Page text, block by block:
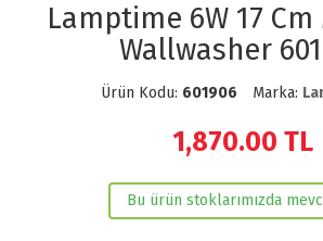
Lamptime 6W 17 Cm
Wallwasher
Ürün Kodu: 601906 Marka:
1,870.00 TL
Bu ürün stoklarımızda